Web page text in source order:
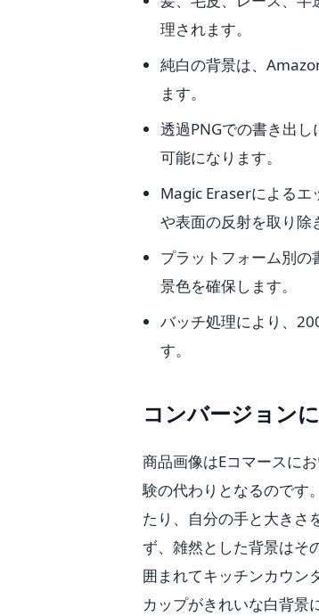
理されます。
純白の背景は、
ます。
透過PNGでの書き出
可能になります。
Magic Eraserによるエ
や表面の反射を取り除
プラットフォーム別
景色を確保します。
バッチ処理により、
す。
コンバージョン
商品画像はEコマースに
験の代わりとなるのです
たり、自分の手と大きさ
ず、雑然とした背景はそ
囲まれてキッチンカウン
カップがきれいな白背景